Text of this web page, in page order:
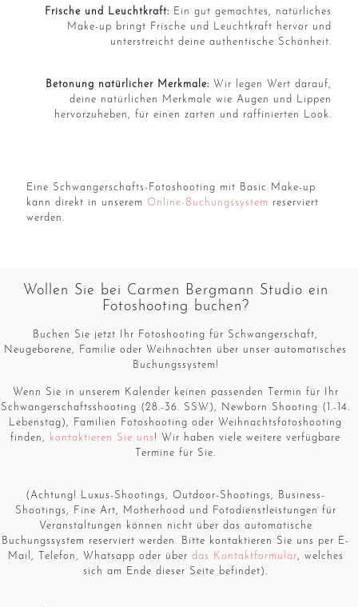
Frische und Leuchtkraft: Ein gut gemachtes, natürliches
Make-up bringt Frische und Leuchtkraft hervor und
unterstreicht deine authentische Schönheit.
Betonung natürlicher Merkmale: Wir legen Wert darauf,
deine natürlichen Merkmale wie Augen und Lippen
hervorzuheben, für einen zarten und raffinierten Look.
Eine Schwangerschafts-Fotoshooting mit Basic Make-up
kann direkt in unserem Online-Buchungssystem
reserviert
werden.
Wollen Sie bei Carmen Bergmann Studio ein
Fotoshooting buchen?
Buchen Sie jetzt Ihr Fotoshooting für Schwangerschaft,
Neugeborene, Familie oder Weihnachten über unser automatisches
Buchungssystem!
Wenn Sie in unserem Kalender keinen passenden Termin für Ihr
Schwangerschaftsshooting (28.-36. SSW), Newborn Shooting (1.-14.
Lebenstag), Familien Fotoshooting oder Weihnachtsfotoshooting
finden,
kontaktieren Sie uns ! Wir haben viele weitere verfügbare
Termine für Sie.
(Achtung! Luxus-Shootings, Outdoor-Shootings, Business-
Shootings, Fine Art, Motherhood und Fotodienstleistungen für
Veranstaltungen können nicht über das automatische
Buchungssystem reserviert werden. Bitte kontaktieren Sie uns per E-
Mail, Telefon, Whatsapp oder über das Kontaktformular , welches
sich am Ende dieser Seite befindet).